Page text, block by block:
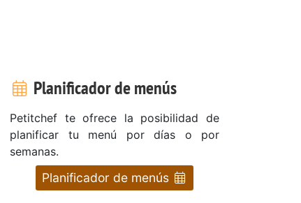
Planificador de menús
Petitchef te ofrece la posibilidad de
planificar tu menú por días o por
semanas.
Planificador de menús